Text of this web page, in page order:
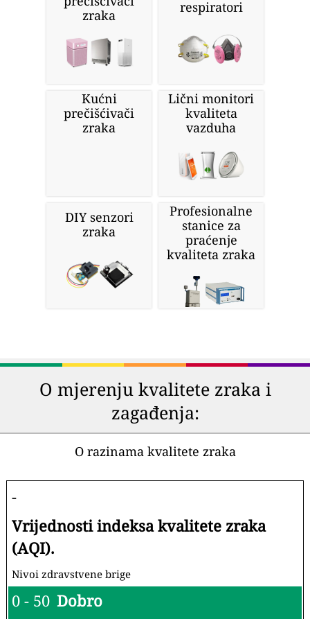
zraka
respiratori
Kućni
prečišćivači
zraka
Lični monitori
kvaliteta
vazduha
DIY senzori
zraka
Profesionalne
stanice za
praćenje
kvaliteta zraka
O mjerenju kvalitete zraka i
zagađenja:
O razinama kvalitete zraka
-
Vrijednosti indeksa kvalitete zraka
(AQI).
Nivoi zdravstvene brige
0 - 50 Dobro